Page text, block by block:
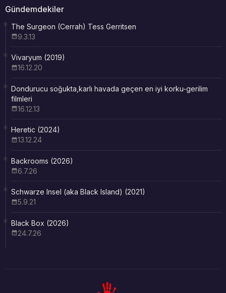
Gündemdekiler
The Surgeon (Cerrah) Tess Gerritsen
9.3.13
Vivaryum (2019)
16.12.20
Dondurucu soğukta,karlı havada geçen en iyi korku-gerilim
filmleri
16.12.13
Heretic (2024)
13.12.24
Backrooms (2026)
6.7.26
Schwarze Insel (aka Black Island) (2021)
5.9.21
Black Box (2026)
24.7.26